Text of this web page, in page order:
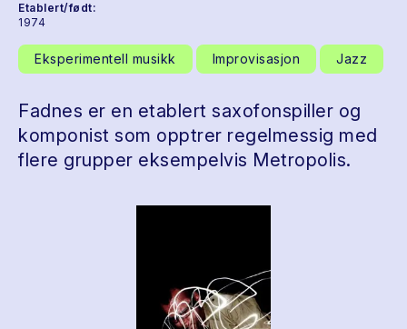
Etablert/født:
1974
Eksperimentell musikk Improvisasjon Jazz
Fadnes er en etablert saxofonspiller og
komponist som opptrer regelmessig med
flere grupper eksempelvis Metropolis.